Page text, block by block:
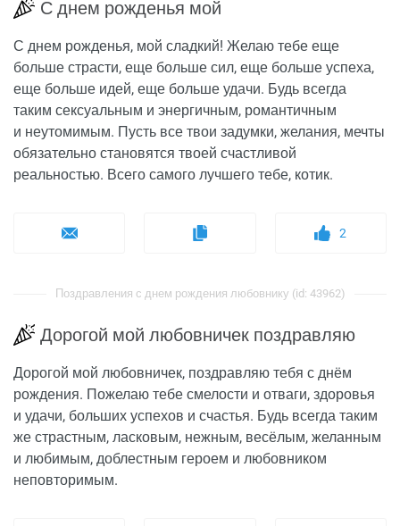
С днем рожденья мой
С днем рожденья, мой сладкий! Желаю тебе еще
больше страсти, еще больше сил, еще больше успеха,
еще больше идей, еще больше удачи. Будь всегда
таким сексуальным и энергичным, романтичным
и неутомимым. Пусть все твои задумки, желания, мечты
обязательно становятся твоей счастливой
реальностью. Всего самого лучшего тебе, котик.
2
Поздравления с днем рождения любовнику (id: 43962)
Дорогой мой любовничек поздравляю
Дорогой мой любовничек, поздравляю тебя с днём
рождения. Пожелаю тебе смелости и отваги, здоровья
и удачи, больших успехов и счастья. Будь всегда таким
же страстным, ласковым, нежным, весёлым, желанным
и любимым, доблестным героем и любовником
неповторимым.